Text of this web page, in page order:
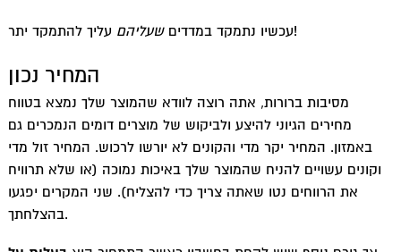
עכשיו נתמקד במדדיםשעליהם עליך להתמקד יתר!
המחיר נכון
מסיבות ברורות, אתה רוצה לוודא שהמוצר שלך נמצא בטווח
מחירים הגיוני להיצע ולביקוש של מוצרים דומים הנמכרים גם
באמזון. המחיר יקר מדי והקונים לא יורשו לרכוש. המחיר זול מדי
וקונים עשויים להניח שהמוצר שלך באיכות נמוכה (או שלא תרוויח
את הרווחים נטו שאתה צריך כדי להצליח). שני המקרים יפגעו
בהצלחתך.